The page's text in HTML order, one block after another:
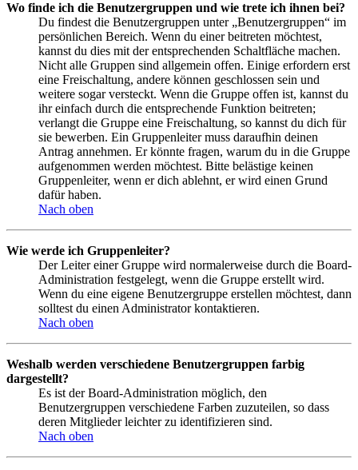
Wo finde ich die Benutzergruppen und wie trete ich ihnen bei?
Du findest die Benutzergruppen unter „Benutzergruppen“ im
persönlichen Bereich. Wenn du einer beitreten möchtest,
kannst du dies mit der entsprechenden Schaltfläche machen.
Nicht alle Gruppen sind allgemein offen. Einige erfordern erst
eine Freischaltung, andere können geschlossen sein und
weitere sogar versteckt. Wenn die Gruppe offen ist, kannst du
ihr einfach durch die entsprechende Funktion beitreten;
verlangt die Gruppe eine Freischaltung, so kannst du dich für
sie bewerben. Ein Gruppenleiter muss daraufhin deinen
Antrag annehmen. Er könnte fragen, warum du in die Gruppe
aufgenommen werden möchtest. Bitte belästige keinen
Gruppenleiter, wenn er dich ablehnt, er wird einen Grund
dafür haben.
Nach oben
Wie werde ich Gruppenleiter?
Der Leiter einer Gruppe wird normalerweise durch die Board-
Administration festgelegt, wenn die Gruppe erstellt wird.
Wenn du eine eigene Benutzergruppe erstellen möchtest, dann
solltest du einen Administrator kontaktieren.
Nach oben
Weshalb werden verschiedene Benutzergruppen farbig
dargestellt?
Es ist der Board-Administration möglich, den
Benutzergruppen verschiedene Farben zuzuteilen, so dass
deren Mitglieder leichter zu identifizieren sind.
Nach oben